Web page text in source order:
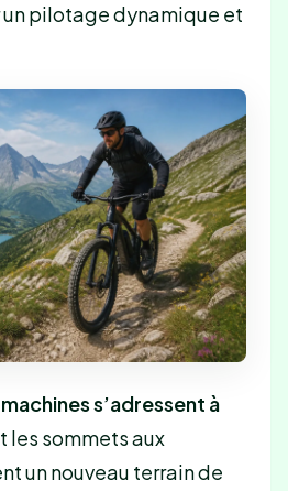
pilotage dynamique et
s’adressent à
les sommets aux
un nouveau terrain de